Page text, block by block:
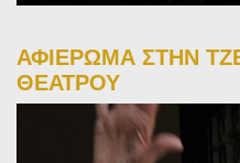
ΑΦΙΕΡΩΜΑ ΣΤΗΝ
ΘΕΑΤΡΟΥ